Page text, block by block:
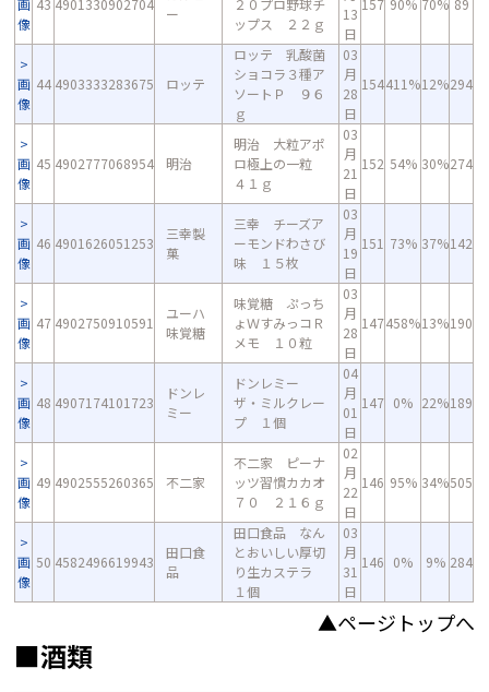
画
像
43 4901330902704
ー
２０プロ野球チ
ップス ２２ｇ
13
日
157 90% 70% 89
画
像
44 4903333283675 ロッテ
ロッテ 乳酸菌
ショコラ３種ア
ソートＰ ９６
ｇ
03
月
28
日
154411%12%294
画
像
45 4902777068954 明治
明治 大粒アポ
ロ極上の一粒
４１ｇ
03
月
21
日
152 54% 30%274
画
像
46 4901626051253
三幸製
菓
三幸 チーズア
ーモンドわさび
味 １５枚
03
月
19
日
151 73% 37%142
画
像
47 4902750910591
ユーハ
味覚糖
味覚糖 ぷっち
ょＷすみっコＲ
メモ １０粒
03
月
28
日
147458%13%190
画
像
48 4907174101723
ドンレ
ミー
ドンレミー
ザ・ミルクレー
プ １個
04
月
01
日
147 0% 22%189
画
像
49 4902555260365 不二家
不二家 ピーナ
ッツ習慣カカオ
７０ ２１６ｇ
02
月
22
日
146 95% 34%505
画
像
50 4582496619943
田口食
品
田口食品 なん
とおいしい厚切
り生カステラ
１個
03
月
31
日
146 0% 9% 284
▲ページトップへ
■酒類